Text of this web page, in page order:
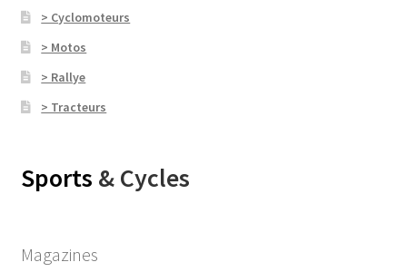
> Cyclomoteurs
> Motos
> Rallye
> Tracteurs
Sports & Cycles
Magazines